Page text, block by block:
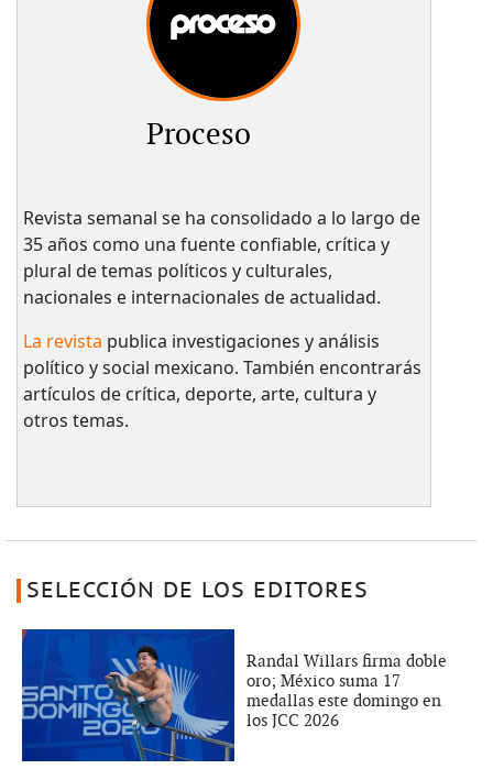
Proceso
Revista semanal se ha consolidado a lo largo de
35 años como una fuente confiable, crítica y
plural de temas políticos y culturales,
nacionales e internacionales de actualidad.
La revista publica investigaciones y análisis
político y social mexicano. También encontrarás
artículos de crítica, deporte, arte, cultura y
otros temas.
SELECCIÓN DE LOS EDITORES
Randal Willars firma doble
oro; México suma 17
medallas este domingo en
los JCC 2026